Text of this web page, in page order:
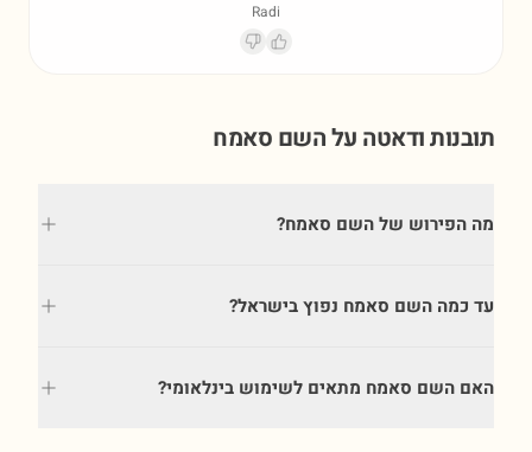
Radi
תובנות ודאטה על השם סאמח
מה הפירוש של השם סאמח?
עד כמה השם סאמח נפוץ בישראל?
האם השם סאמח מתאים לשימוש בינלאומי?